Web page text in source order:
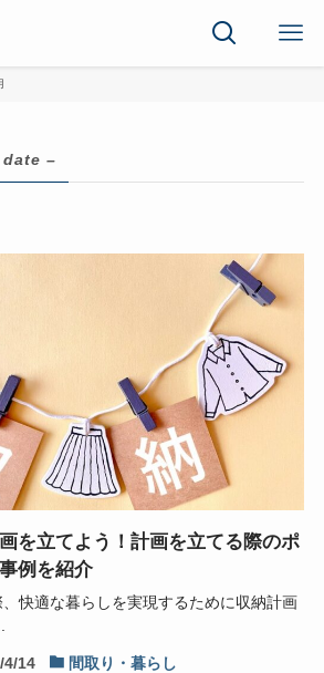
date –
を立てよう！計画を立てる際のポ
例を紹介
快適な暮らしを実現するために収納計画
4/14 間取り・暮らし